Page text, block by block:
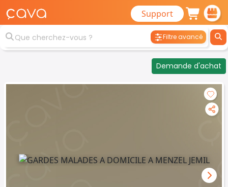
Support
Filtre avancé
Demande d'achat